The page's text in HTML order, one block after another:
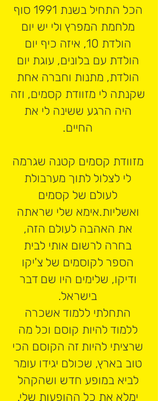
הכל התחיל בשנת 1991 סוף
מלחמת המפרץ ולי יש יום
הולדת 10, איזה כיף יום
הולדת עם בלונים, עוגת יום
הולדת, מתנות וחברה אחת
שקנתה לי מזוודת קסמים, וזה
היה הרגע ששינה לי את
החיים.
מזוודת קסמים קטנה שגרמה
לי לצלול לתוך מערבולת
לעולם של קסמים
ואשליות.אימא שלי שראתה
את האהבה לעולם הזה,
בחרה לרשום אותי לבית
הספר לקוסמים של צ'יקו
ודיקו, שלימים היו שם דבר
בישראל.
התחלתי ללמוד אשכרה
ללמוד להיות קוסם וכל מה
שרציתי להיות זה הקוסם הכי
טוב בארץ, שכולם יגידו עומר
לביא במופע חדש ושהקהל
ימלא את כל ההופעות שלי.